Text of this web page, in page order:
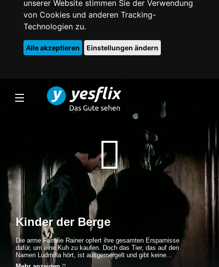
unserer Website stimmen Sie der Verwendung
von Cookies und anderen Tracking-
Technologien zu.
Alle akzeptieren Einstellungen ändern
Kinder der Berge
Die arme Familie Rainer opfert ihre gesamten Ersparnisse
dafür, um eine Kuh zu kaufen. Doch das Tier, das auf den
Namen Ludmilla hört, ist ausgemergelt und gibt keine...